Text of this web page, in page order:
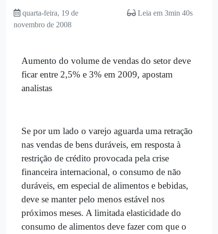
quarta-feira, 19 de
novembro de 2008
Leia em 3min 40s
Aumento do volume de vendas do setor deve
ficar entre 2,5% e 3% em 2009, apostam
analistas
Se por um lado o varejo aguarda uma retração
nas vendas de bens duráveis, em resposta à
restrição de crédito provocada pela crise
financeira internacional, o consumo de não
duráveis, em especial de alimentos e bebidas,
deve se manter pelo menos estável nos
próximos meses. A limitada elasticidade do
consumo de alimentos deve fazer com que o